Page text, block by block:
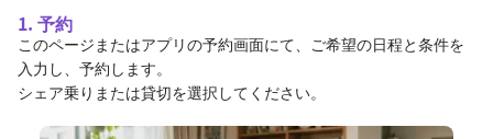
1. 予約
このページまたはアプリの予約画面にて、ご希望の日程と条件を
入力し、予約します。
シェア乗りまたは貸切を選択してください。